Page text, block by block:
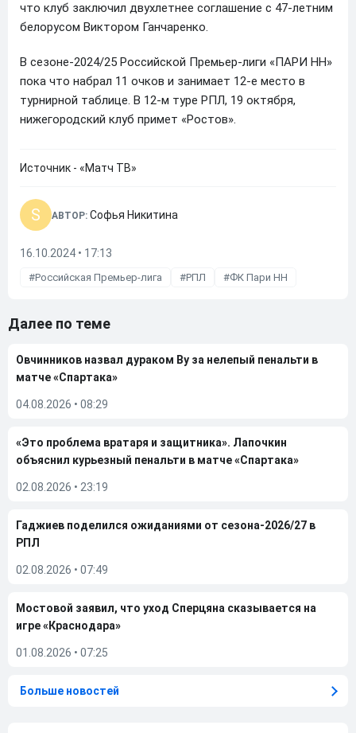
что клуб заключил двухлетнее соглашение с 47-летним
белорусом Виктором Ганчаренко.
В сезоне-2024/25 Российской Премьер-лиги «ПАРИ НН»
пока что набрал 11 очков и занимает 12-е место в
турнирной таблице. В 12-м туре РПЛ, 19 октября,
нижегородский клуб примет «Ростов».
Источник - «Матч ТВ»
S АВТОР: Софья Никитина
16.10.2024 • 17:13
Российская Премьер-лига РПЛ ФК Пари НН
Далее по теме
Овчинников назвал дураком Ву за нелепый пенальти в
матче «Спартака»
04.08.2026 • 08:29
«Это проблема вратаря и защитника». Лапочкин
объяснил курьезный пенальти в матче «Спартака»
02.08.2026 • 23:19
Гаджиев поделился ожиданиями от сезона-2026/27 в
РПЛ
02.08.2026 • 07:49
Мостовой заявил, что уход Сперцяна сказывается на
игре «Краснодара»
01.08.2026 • 07:25
Больше новостей